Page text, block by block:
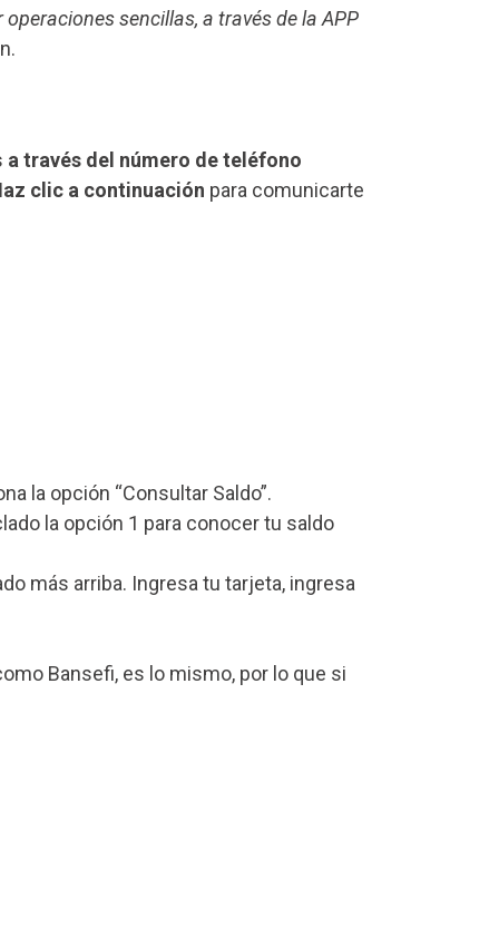
sencillas, a través de la APP
a través del número de teléfono
clic a continuación para comunicarte
la opción “Consultar Saldo”.
la opción 1 para conocer tu saldo
más arriba. Ingresa tu tarjeta, ingresa
Bansefi, es lo mismo, por lo que si